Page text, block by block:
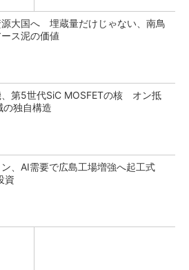
源大国へ 埋蔵量だけじゃない、南鳥
ス泥の価値
、第5世代SiC MOSFETの核 オン抵
独自構造
ン、AI需要で広島工場増強へ起工式
資